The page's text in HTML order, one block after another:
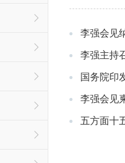
李强会见
李强主持
国务院印
李强会见
五方面十